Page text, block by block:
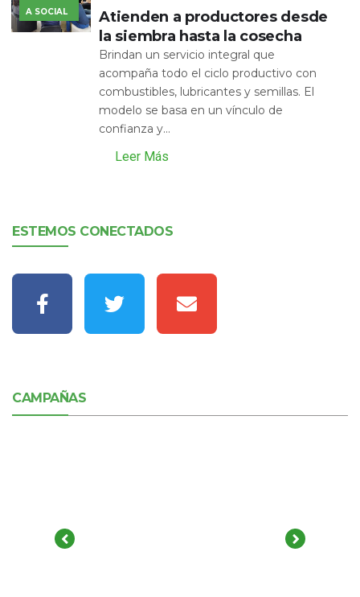
A SOCIAL
Atienden a productores desde
la siembra hasta la cosecha
Brindan un servicio integral que
acompaña todo el ciclo productivo con
combustibles, lubricantes y semillas. El
modelo se basa en un vínculo de
confianza y...
Leer Más
ESTEMOS CONECTADOS
CAMPAÑAS